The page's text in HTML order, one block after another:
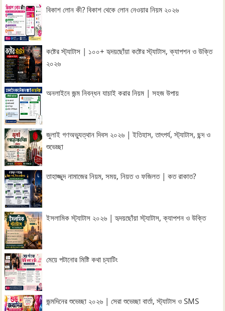
বিকাশ লোন কী? বিকাশ থেকে লোন নেওয়ার নিয়ম ২০২৬
কষ্টের স্ট্যাটাস | ১০০+ হৃদয়ছোঁয়া কষ্টের স্ট্যাটাস, ক্যাপশন ও উক্তি
২০২৬
অনলাইনে জন্ম নিবন্ধন যাচাই করার নিয়ম | সহজ উপায়
জুলাই গণঅভ্যুত্থান দিবস ২০২৬ | ইতিহাস, তাৎপর্য, স্ট্যাটাস, ছন্দ ও
শুভেচ্ছা
তাহাজ্জুদ নামাজের নিয়ম, সময়, নিয়ত ও ফজিলত | কত রাকাত?
ইসলামিক স্ট্যাটাস ২০২৬ | হৃদয়ছোঁয়া স্ট্যাটাস, ক্যাপশন ও উক্তি
মেয়ে পটানোর মিষ্টি কথা চ্যাটিং
জন্মদিনের শুভেচ্ছা ২০২৬ | সেরা শুভেচ্ছা বার্তা, স্ট্যাটাস ও SMS